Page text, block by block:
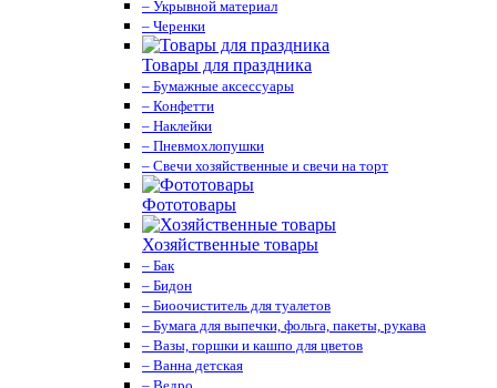
– Укрывной материал
– Черенки
Товары для праздника
– Бумажные аксессуары
– Конфетти
– Наклейки
– Пневмохлопушки
– Свечи хозяйственные и свечи на торт
Фототовары
Хозяйственные товары
– Бак
– Бидон
– Биоочиститель для туалетов
– Бумага для выпечки, фольга, пакеты, рукава
– Вазы, горшки и кашпо для цветов
– Ванна детская